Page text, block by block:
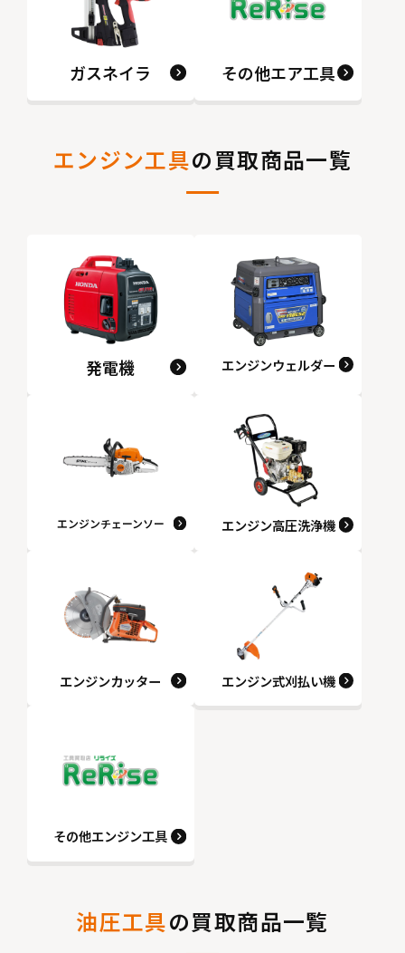
ガスネイラ その他エア工具
エンジン工具の買取商品一覧
発電機 エンジンウェルダー
エンジンチェーンソー エンジン高圧洗浄機
エンジンカッター エンジン式刈払い機
その他エンジン工具
油圧工具の買取商品一覧